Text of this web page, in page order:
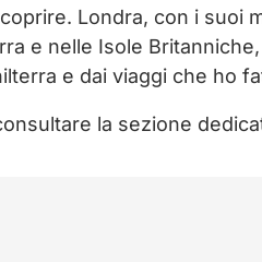
Londra, con i suoi
e nelle Isole
e dai viaggi che ho
la sezione